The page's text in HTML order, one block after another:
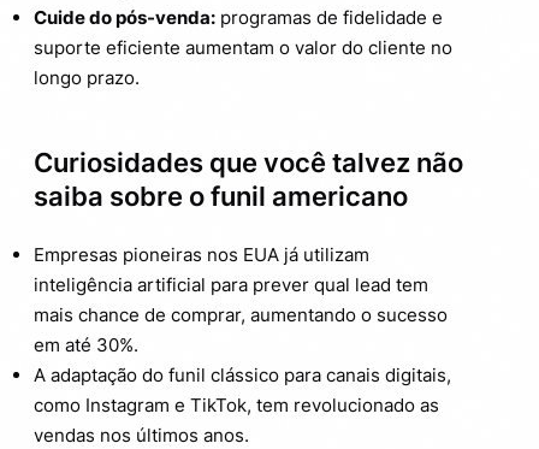
Cuide do pós-venda: programas de fidelidade e
suporte eficiente aumentam o valor do cliente no
longo prazo.
Curiosidades que você talvez não
saiba sobre o funil americano
Empresas pioneiras nos EUA já utilizam
inteligência artificial para prever qual lead tem
mais chance de comprar, aumentando o sucesso
em até 30%.
A adaptação do funil clássico para canais digitais,
como Instagram e TikTok, tem revolucionado as
vendas nos últimos anos.